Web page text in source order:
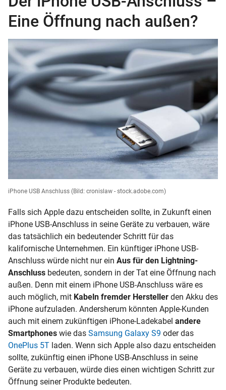
Eine Öffnung nach außen?
iPhone USB Anschluss (Bild: cronislaw - stock.adobe.com)
Falls sich Apple dazu entscheiden sollte, in Zukunft einen
iPhone USB-Anschluss in seine Geräte zu verbauen, wäre
das tatsächlich ein bedeutender Schritt für das
kalifornische Unternehmen. Ein künftiger iPhone USB-
Anschluss würde nicht nur ein Aus für den Lightning-
Anschluss bedeuten, sondern in der Tat eine Öffnung nach
außen. Denn mit einem iPhone USB-Anschluss wäre es
auch möglich, mit Kabeln fremder Hersteller den Akku des
iPhone aufzuladen. Andersherum könnten Apple-Kunden
auch mit einem zukünftigen iPhone-Ladekabel andere
Smartphones wie das Samsung Galaxy S9 oder das
OnePlus 5T laden. Wenn sich Apple also dazu entscheiden
sollte, zukünftig einen iPhone USB-Anschluss in seine
Geräte zu verbauen, würde dies einen wichtigen Schritt zur
Öffnung seiner Produkte bedeuten.